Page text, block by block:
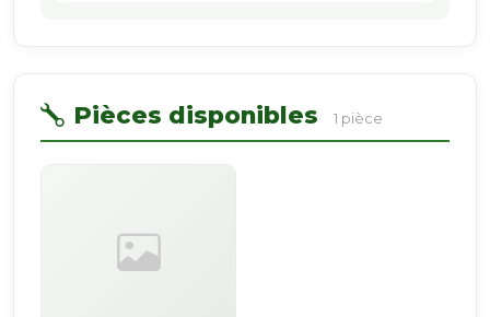
Pièces disponibles 1 pièce